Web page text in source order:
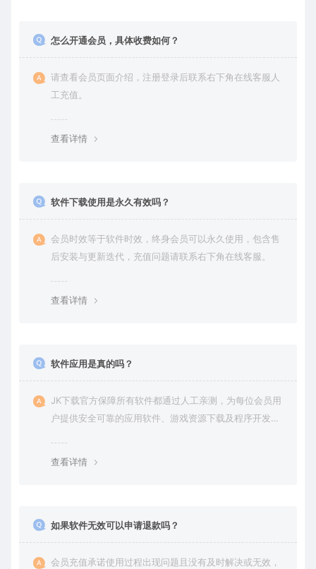
怎么开通会员，具体收费如何？
请查看会员页面介绍，注册登录后联系右下角在线客服人
工充值。
查看详情
软件下载使用是永久有效吗？
会员时效等于软件时效，终身会员可以永久使用，包含售
后安装与更新迭代，充值问题请联系右下角在线客服。
查看详情
软件应用是真的吗？
JK下载官方保障所有软件都通过人工亲测，为每位会员用
户提供安全可靠的应用软件、游戏资源下载及程序开发服
查看详情
如果软件无效可以申请退款吗？
会员充值承诺使用过程出现问题且没有及时解决或无效，